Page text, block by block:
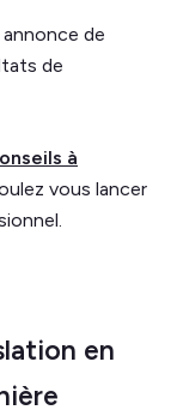
de
de
à
vous lancer
en